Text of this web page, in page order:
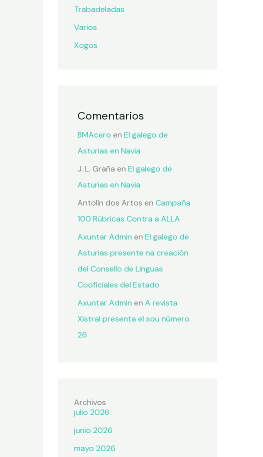
Trabadeladas
Varios
Xogos
Comentarios
BMAcero enEl galego de
Asturias en Navia
J. L. Graña enEl galego de
Asturias en Navia
Antolín dos Artos enCampaña
100 Rúbricas Contra a ALLA
Axuntar Admin enEl galego de
Asturias presente na creación
del Consello de Linguas
Cooficiales del Estado
Axuntar Admin enA revista
Xistral presenta el sou número
26
Archivos
julio 2026
junio 2026
mayo 2026